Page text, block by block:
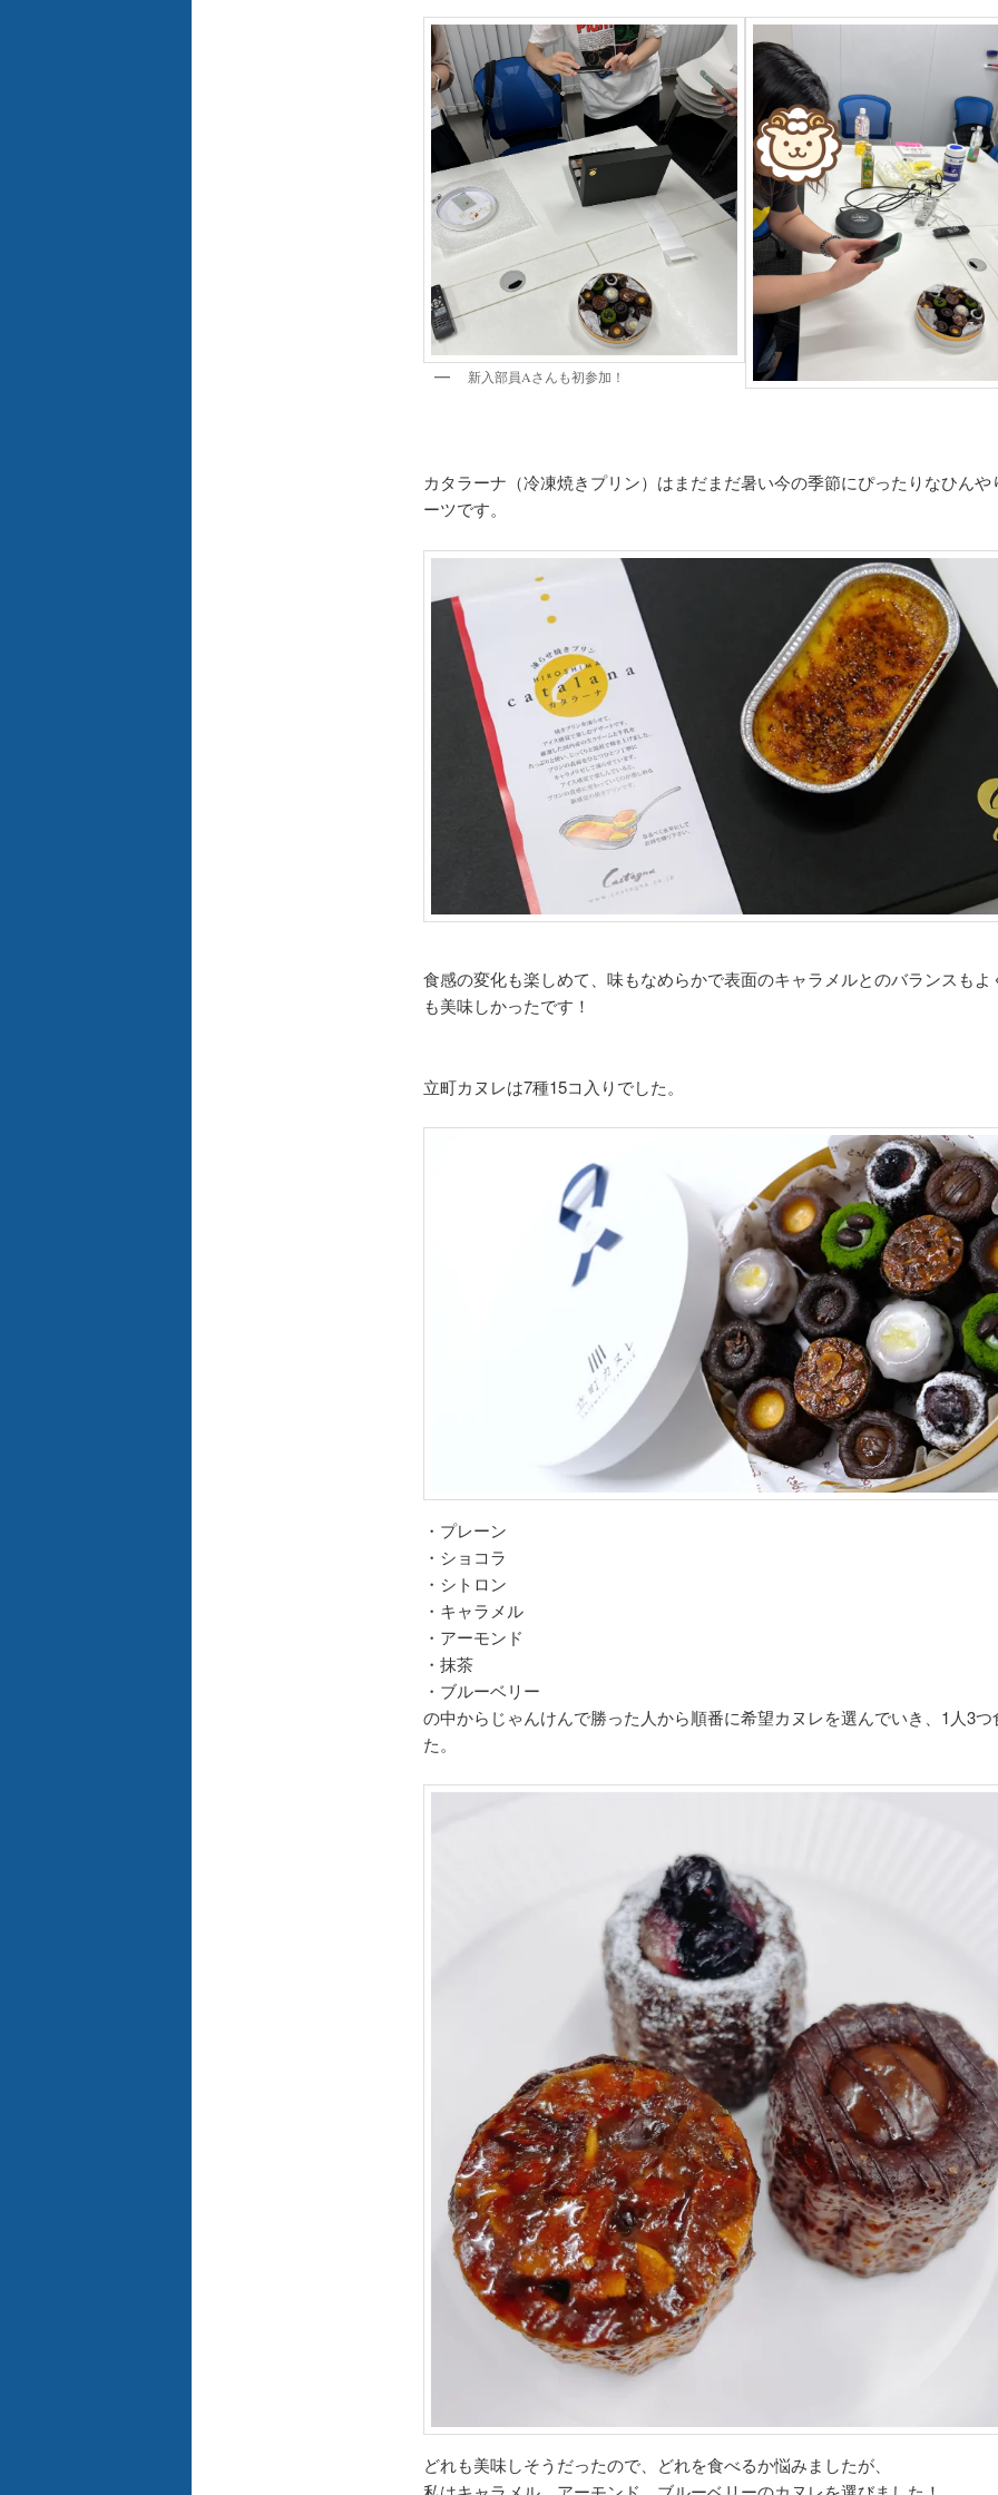
新入部員Aさんも初参加！
カタラーナ（冷凍焼きプリン）はまだまだ暑い今の季節にぴったりなひんや
ーツです。
食感の変化も楽しめて、味もなめらかで表面のキャラメルとのバランスもよ
も美味しかったです！
立町カヌレは7種15コ入りでした。
・プレーン
・ショコラ
・シトロン
・キャラメル
・アーモンド
・抹茶
・ブルーベリー
の中からじゃんけんで勝った人から順番に希望カヌレを選んでいき、1人3つ
た。
どれも美味しそうだったので、どれを食べるか悩みましたが、